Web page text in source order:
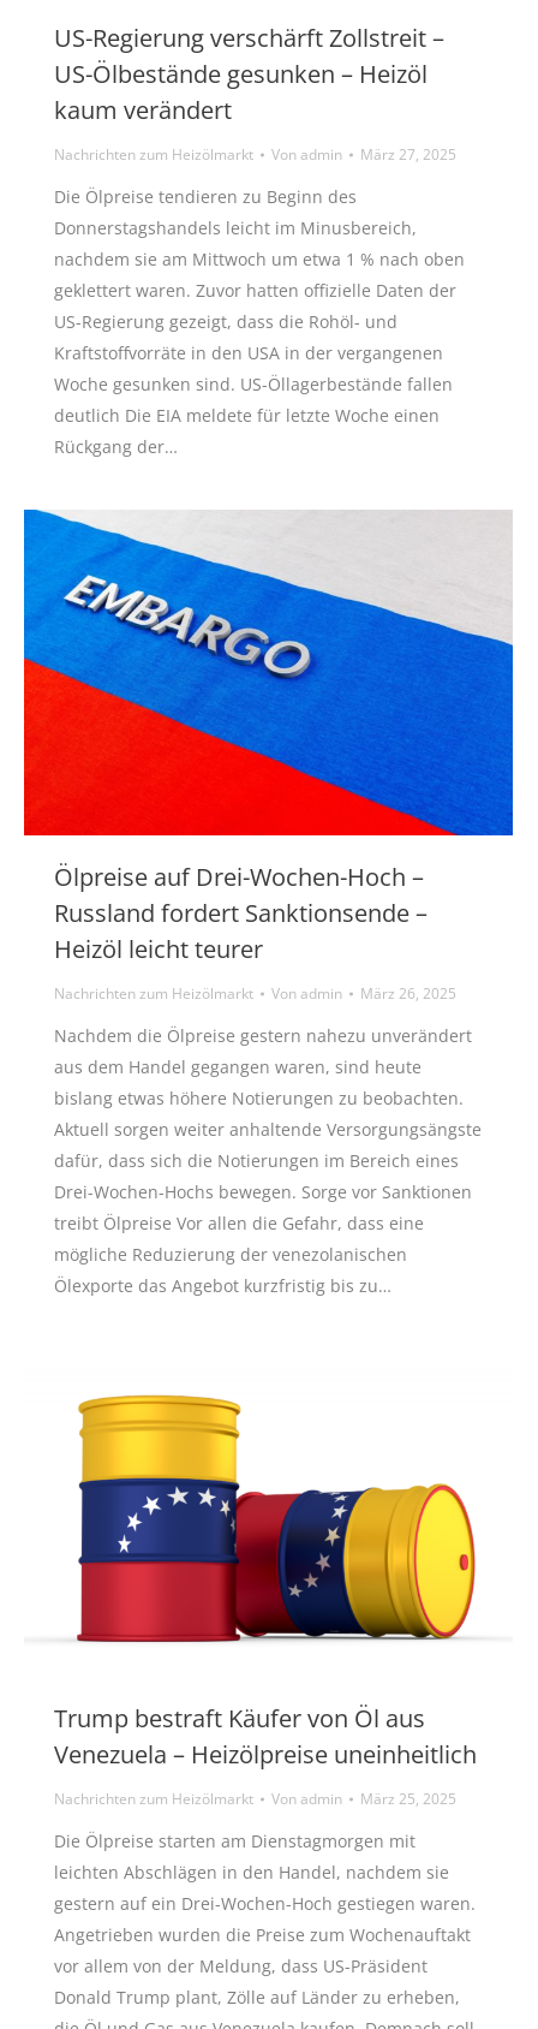
US-Regierung verschärft Zollstreit –
US-Ölbestände gesunken – Heizöl
kaum verändert
Nachrichten zum Heizölmarkt Vonadmin März 27, 2025
Die Ölpreise tendieren zu Beginn des
Donnerstagshandels leicht im Minusbereich,
nachdem sie am Mittwoch um etwa 1 % nach oben
geklettert waren. Zuvor hatten offizielle Daten der
US-Regierung gezeigt, dass die Rohöl- und
Kraftstoffvorräte in den USA in der vergangenen
Woche gesunken sind. US-Öllagerbestände fallen
deutlich Die EIA meldete für letzte Woche einen
Rückgang der…
Ölpreise auf Drei-Wochen-Hoch –
Russland fordert Sanktionsende –
Heizöl leicht teurer
Nachrichten zum Heizölmarkt Vonadmin März 26, 2025
Nachdem die Ölpreise gestern nahezu unverändert
aus dem Handel gegangen waren, sind heute
bislang etwas höhere Notierungen zu beobachten.
Aktuell sorgen weiter anhaltende Versorgungsängste
dafür, dass sich die Notierungen im Bereich eines
Drei-Wochen-Hochs bewegen. Sorge vor Sanktionen
treibt Ölpreise Vor allen die Gefahr, dass eine
mögliche Reduzierung der venezolanischen
Ölexporte das Angebot kurzfristig bis zu…
Trump bestraft Käufer von Öl aus
Venezuela – Heizölpreise uneinheitlich
Nachrichten zum Heizölmarkt Vonadmin März 25, 2025
Die Ölpreise starten am Dienstagmorgen mit
leichten Abschlägen in den Handel, nachdem sie
gestern auf ein Drei-Wochen-Hoch gestiegen waren.
Angetrieben wurden die Preise zum Wochenauftakt
vor allem von der Meldung, dass US-Präsident
Donald Trump plant, Zölle auf Länder zu erheben,